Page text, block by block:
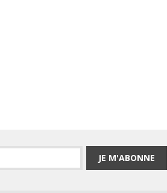
JE M'ABONNE